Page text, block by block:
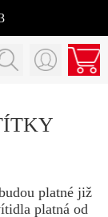
platné již
platná od